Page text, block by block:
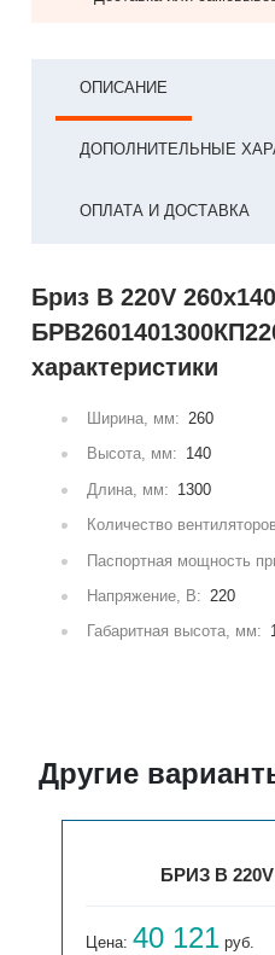
ОПИСАНИЕ
ДОПОЛНИТЕЛЬНЫЕ
ОПЛАТА И ДОСТАВКА
Бриз В 220V
характеристики
Ширина, мм: 260
Высота, мм: 140
Длина, мм: 1300
Количество
Паспортная мощность
Напряжение, В: 220
Габаритная высота, мм:
Другие
БРИЗ В 220V
Цена:40 121 руб.